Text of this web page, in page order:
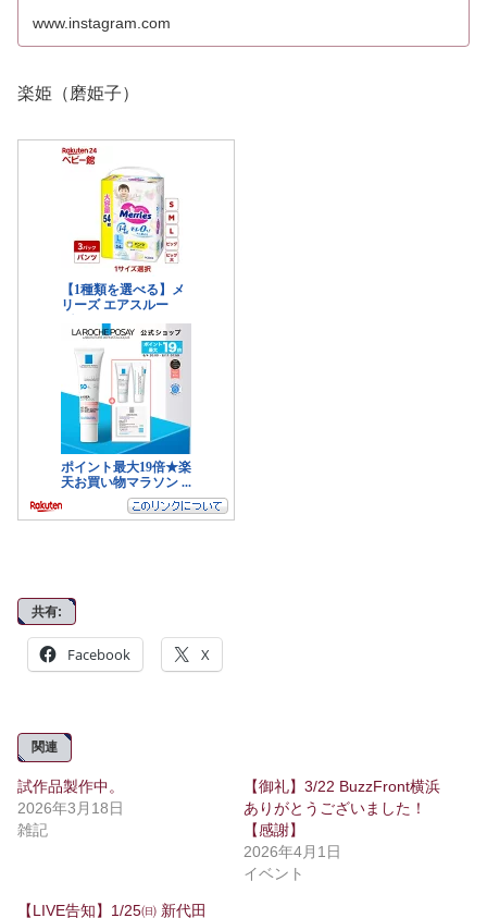
www.instagram.com
楽姫（磨姫子）
共有:
Facebook X
関連
試作品製作中。
2026年3月18日
雑記
【御礼】3/22 BuzzFront横浜
ありがとうございました！
【感謝】
2026年4月1日
イベント
【LIVE告知】1/25㈰ 新代田